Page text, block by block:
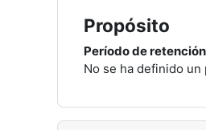
Propósito
Período de retención
No se ha definido